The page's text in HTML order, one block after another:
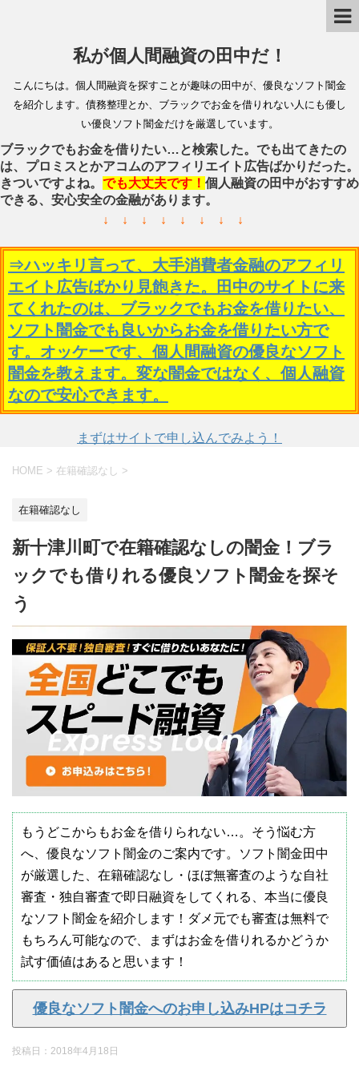
私が個人間融資の田中だ！
こんにちは。個人間融資を探すことが趣味の田中が、優良なソフト闇金
を紹介します。債務整理とか、ブラックでお金を借りれない人にも優し
い優良ソフト闇金だけを厳選しています。
ブラックでもお金を借りたい…と検索した。でも出てきたの
は、プロミスとかアコムのアフィリエイト広告ばかりだった。
きついですよね。 でも大丈夫です！ 個人融資の田中がおすすめ
できる、安心安全の金融があります。
↓ ↓ ↓ ↓ ↓ ↓ ↓ ↓
⇒ハッキリ言って、大手消費者金融のアフィリ
エイト広告ばかり見飽きた。田中のサイトに来
てくれたのは、ブラックでもお金を借りたい、
ソフト闇金でも良いからお金を借りたい方で
す。オッケーです、個人間融資の優良なソフト
闇金を教えます。変な闇金ではなく、個人融資
なので安心できます。
まずはサイトで申し込んでみよう！
HOME > 在籍確認なし >
在籍確認なし
新十津川町で在籍確認なしの闇金！ブラ
ックでも借りれる優良ソフト闇金を探そ
う
もうどこからもお金を借りられない…。そう悩む方
へ、優良なソフト闇金のご案内です。ソフト闇金田中
が厳選した、在籍確認なし・ほぼ無審査のような自社
審査・独自審査で即日融資をしてくれる、本当に優良
なソフト闇金を紹介します！ダメ元でも審査は無料で
もちろん可能なので、まずはお金を借りれるかどうか
試す価値はあると思います！
優良なソフト闇金へのお申し込みHPはコチラ
投稿日： 2018年4月18日